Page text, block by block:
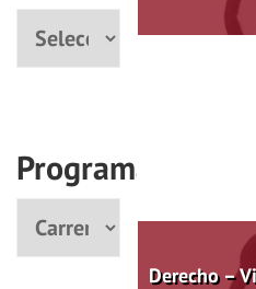
Programas
Derecho –